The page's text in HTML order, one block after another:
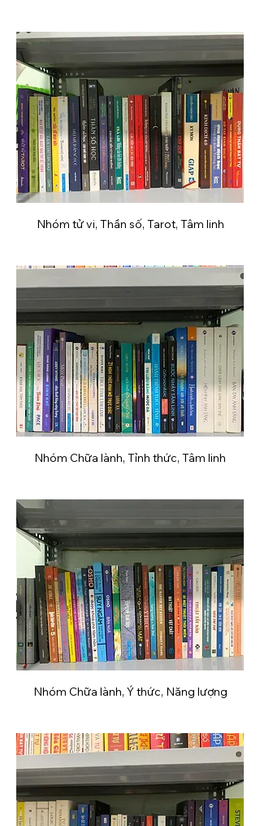
Nhóm tử vi, Thần số, Tarot, Tâm linh
Nhóm Chữa lành, Tỉnh thức, Tâm linh
Nhóm Chữa lành, Ý thức, Năng lượng